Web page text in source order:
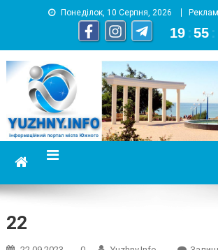
Понеділок, 10 Серпня, 2026
19 :55 :
информационный портал города
22